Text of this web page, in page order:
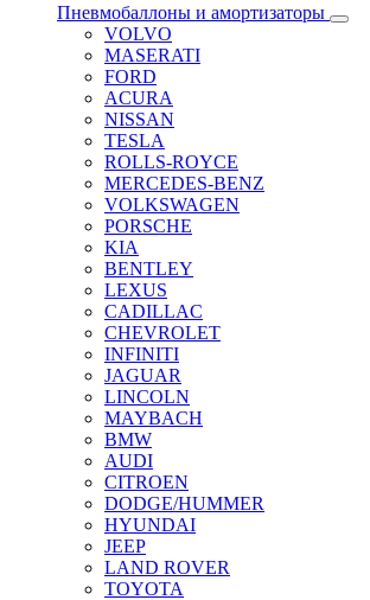
Пневмобаллоны и амортизаторы
VOLVO
MASERATI
FORD
ACURA
NISSAN
TESLA
ROLLS-ROYCE
MERCEDES-BENZ
VOLKSWAGEN
PORSCHE
KIA
BENTLEY
LEXUS
CADILLAC
CHEVROLET
INFINITI
JAGUAR
LINCOLN
MAYBACH
BMW
AUDI
CITROEN
DODGE/HUMMER
HYUNDAI
JEEP
LAND ROVER
TOYOTA